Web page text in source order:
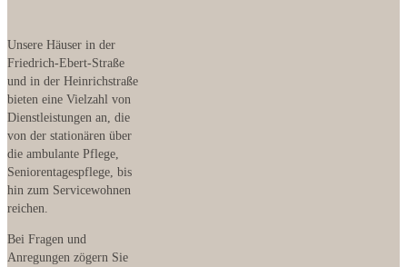
Unsere Häuser in der
Friedrich-Ebert-Straße
und in der Heinrichstraße
bieten eine Vielzahl von
Dienstleistungen an, die
von der stationären über
die ambulante Pflege,
Seniorentagespflege, bis
hin zum Servicewohnen
reichen.
Bei Fragen und
Anregungen zögern Sie